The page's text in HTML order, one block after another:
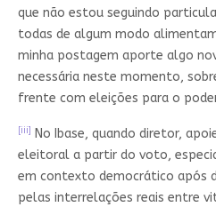
que não estou seguindo
todas de algum modo
minha postagem aporte algo
necessária neste momento,
frente com eleições para o
[iii] No Ibase, quando diretor,
eleitoral a partir do voto,
em contexto democrático após
pelas interrelações reais entre